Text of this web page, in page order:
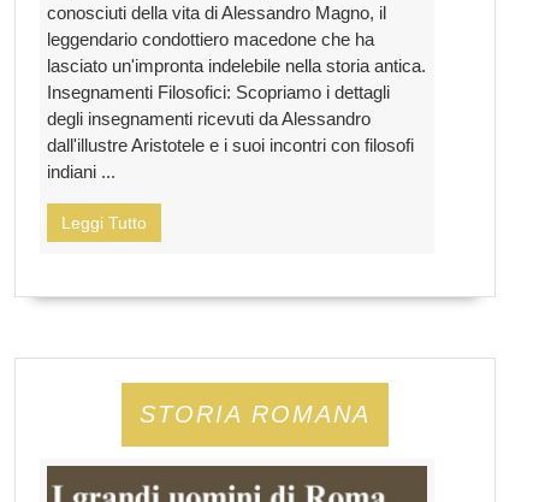
conosciuti della vita di Alessandro Magno, il
leggendario condottiero macedone che ha
lasciato un'impronta indelebile nella storia antica.
Insegnamenti Filosofici: Scopriamo i dettagli
degli insegnamenti ricevuti da Alessandro
dall'illustre Aristotele e i suoi incontri con filosofi
indiani ...
Leggi Tutto
STORIA ROMANA